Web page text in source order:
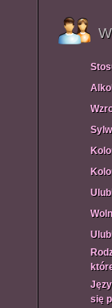
się